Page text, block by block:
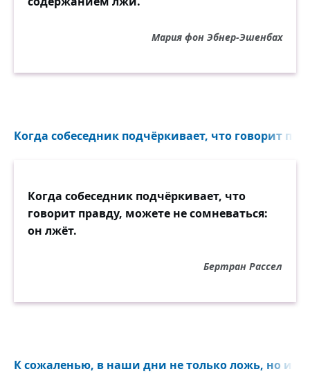
Мария фон Эбнер-Эшенбах
Когда собеседник подчёркивает, что говорит
Когда собеседник подчёркивает, что
говорит правду, можете не сомневаться:
он лжёт.
Бертран Рассел
К сожаленью, в наши дни не только ложь, но и